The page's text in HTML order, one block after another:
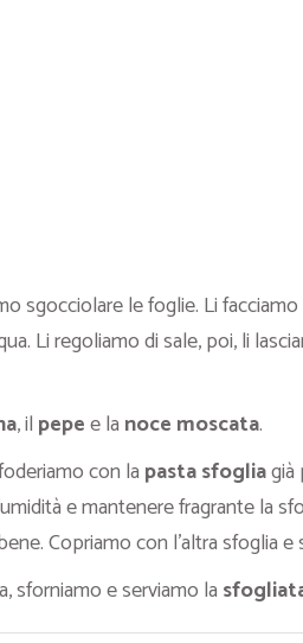
sgocciolare le foglie. Li
Li regoliamo di sale, poi, li
, il pepee la noce moscata.
con la pasta sfogliagià
e mantenere fragrante la
Copriamo con l’altra sfoglia
sforniamo e serviamo la